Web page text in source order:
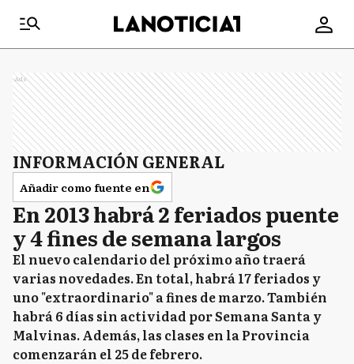
Ads
INFORMACIÓN GENERAL
Añadir como fuente en
En 2013 habrá 2 feriados puente
y 4 fines de semana largos
El nuevo calendario del próximo año traerá
varias novedades. En total, habrá 17 feriados y
uno "extraordinario" a fines de marzo. También
habrá 6 días sin actividad por Semana Santa y
Malvinas. Además, las clases en la Provincia
comenzarán el 25 de febrero.